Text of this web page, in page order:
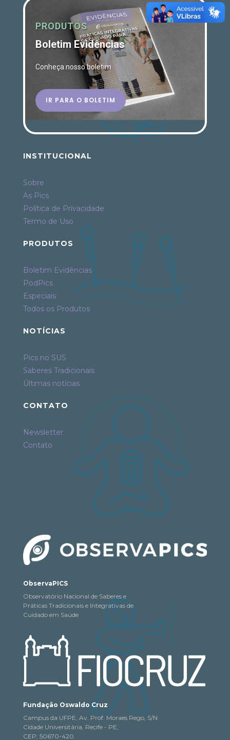
PRODUTOS
Boletim Evidências
Conheça nosso boletim
IR PARA O BOLETIM
INSTITUCIONAL
Sobre
As Pics
Política de Privacidade
Termo de Uso
PRODUTOS
Boletim Evidências
PodPics
Especiais
Todos os Produtos
NOTÍCIAS
Pics no SUS
Saberes Tradicionais
Últimas notícias
CONTATO
Newsletter
Contato
ObservaPICS
Observatório Nacional de Saberes e
Práticas Tradicionais e Integrativas de
Cuidado em Saúde
Fundação Oswaldo Cruz
Campus da UFPE, Av. Prof. Moraes Rego, S/N
Cidade Universitária, Recife - PE,
CEP: 50670-420